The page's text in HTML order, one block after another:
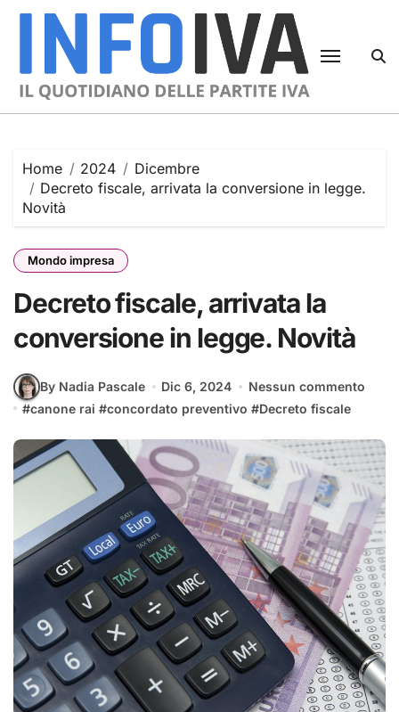
Skip
Home 2024
Dicembre
Decreto fiscale, arrivata la conversione in legge.
Novità
Mondo impresa
Decreto fiscale, arrivata la
conversione in legge. Novità
By Nadia Pascale Dic 6, 2024
Nessun commento
#canone rai #concordato preventivo #Decreto fiscale